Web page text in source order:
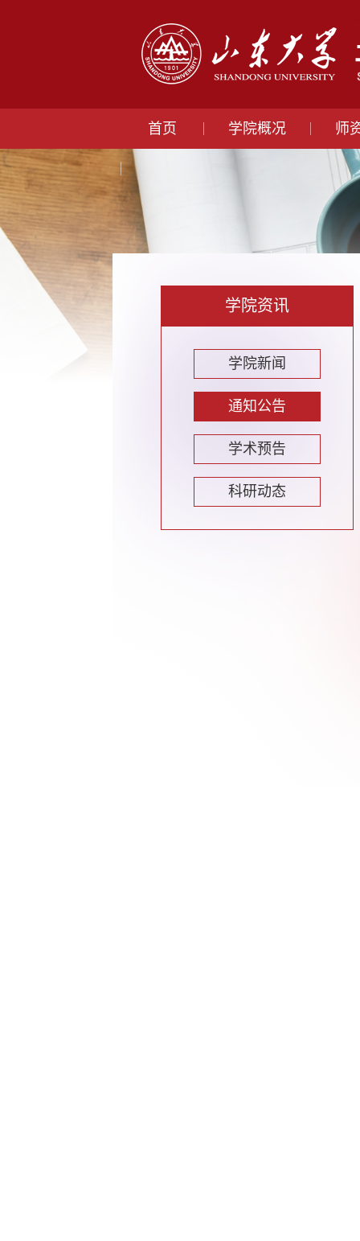
首页 学院概况 师
学院资讯
学院新闻
通知公告
学术预告
科研动态